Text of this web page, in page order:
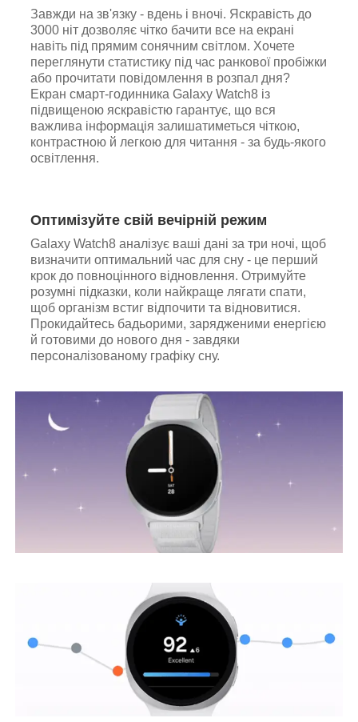
Завжди на зв'язку - вдень і вночі. Яскравість до
3000 ніт дозволяє чітко бачити все на екрані
навіть під прямим сонячним світлом. Хочете
переглянути статистику під час ранкової пробіжки
або прочитати повідомлення в розпал дня?
Екран смарт-годинника Galaxy Watch8 із
підвищеною яскравістю гарантує, що вся
важлива інформація залишатиметься чіткою,
контрастною й легкою для читання - за будь-якого
освітлення.
Оптимізуйте свій вечірній режим
Galaxy Watch8 аналізує ваші дані за три ночі, щоб
визначити оптимальний час для сну - це перший
крок до повноцінного відновлення. Отримуйте
розумні підказки, коли найкраще лягати спати,
щоб організм встиг відпочити та відновитися.
Прокидайтесь бадьорими, зарядженими енергією
й готовими до нового дня - завдяки
персоналізованому графіку сну.